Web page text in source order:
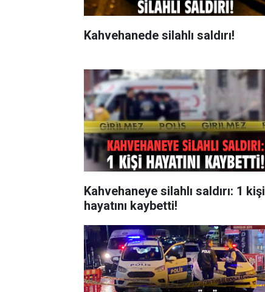
Kahvehanede silahlı saldırı!
Kahvehaneye silahlı saldırı: 1 kişi
hayatını kaybetti!